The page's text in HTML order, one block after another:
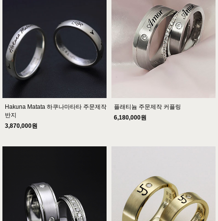
Hakuna Matata 하쿠나마타타 주문제작
반지
3,870,000원
플래티늄 주문제작 커플링
6,180,000원